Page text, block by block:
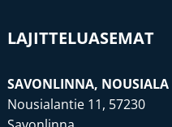
LAJITTELUASEMAT
SAVONLINNA, NOUSIALA
Nousialantie 11, 57230